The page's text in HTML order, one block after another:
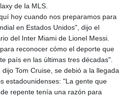
de la MLS.
hoy cuando nos preparamos para
en Estados Unidos", dijo el
del Inter Miami de Lionel Messi.
reconocer cómo el deporte que
país en las últimas tres décadas".
Tom Cruise, se debió a la llegada
estadounidenses: "La gente que
repente tenía una razón para